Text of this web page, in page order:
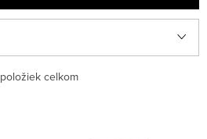
položiek celkom